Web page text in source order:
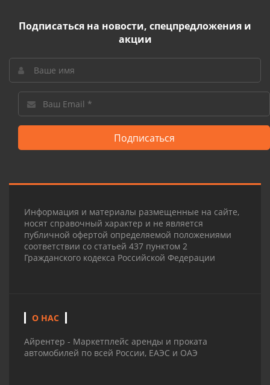
Подписаться на новости, спецпредложения и
акции
Подписаться
Информация и материалы размещенные на сайте,
носят справочный характер и не является
публичной офертой определяемой положениями
соответствии со статьей 437 пунктом 2
Гражданского кодекса Российской Федерации
О НАС
Айрентер - Маркетплейс аренды и проката
автомобилей по всей России, ЕАЭС и ОАЭ